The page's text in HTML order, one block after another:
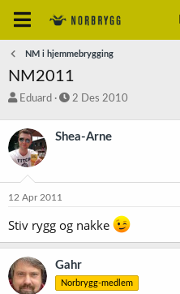
NM i hjemmebrygging
NM2011
T
å
d
s
a
r
e
r
Eduard
S
r
a
2 Des 2010
Shea-Arne
12 Apr 2011
Stiv rygg og nakke
Gahr
Norbrygg-medlem